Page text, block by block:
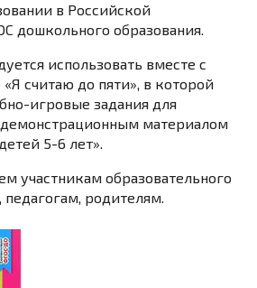
в Российской
дошкольного образования.
использовать вместе с
считаю до пяти», в которой
игровые задания для
материалом
5-6 лет».
участникам образовательного
родителям.